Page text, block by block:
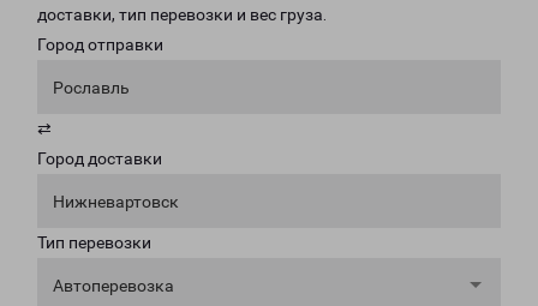
доставки, тип перевозки и вес груза.
Город отправки
Рославль
⇄
Город доставки
Нижневартовск
Тип перевозки
Автоперевозка